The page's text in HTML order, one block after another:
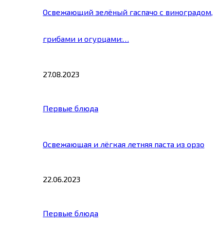
Освежающий зелёный гаспачо с виноградом,
грибами и огурцами:…
27.08.2023
Первые блюда
Освежающая и лёгкая летняя паста из орзо
22.06.2023
Первые блюда